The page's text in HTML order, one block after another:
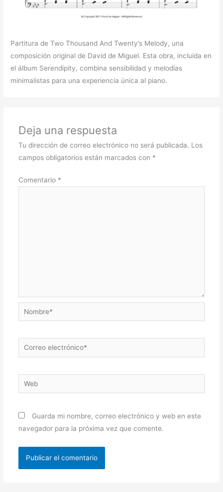
Partitura de Two Thousand And Twenty’s Melody, una
composición original de David de Miguel. Esta obra, incluida en
el álbum Serendipity, combina sensibilidad y melodías
minimalistas para una experiencia única al piano.
Deja una respuesta
Tu dirección de correo electrónico no será publicada. Los
campos obligatorios están marcados con *
Comentario *
Nombre*
Correo
electrónico*
Web
Guarda mi nombre, correo electrónico y web en este
navegador para la próxima vez que comente.